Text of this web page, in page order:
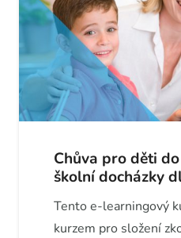
Chůva pro děti
školní docházky
Tento e-learningový
kurzem pro složení